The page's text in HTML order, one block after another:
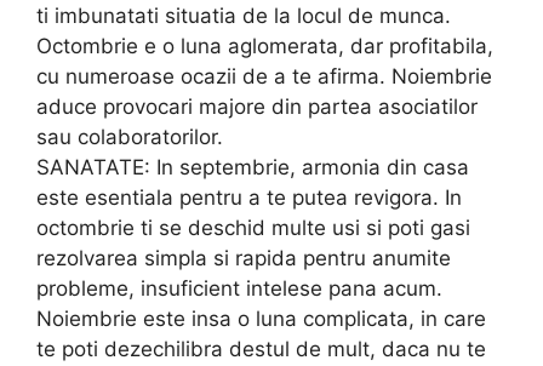
ti imbunatati situatia de la locul de munca.
Octombrie e o luna aglomerata, dar profitabila,
cu numeroase ocazii de a te afirma. Noiembrie
aduce provocari majore din partea asociatilor
sau colaboratorilor.
SANATATE: In septembrie, armonia din casa
este esentiala pentru a te putea revigora. In
octombrie ti se deschid multe usi si poti gasi
rezolvarea simpla si rapida pentru anumite
probleme, insuficient intelese pana acum.
Noiembrie este insa o luna complicata, in care
te poti dezechilibra destul de mult, daca nu te